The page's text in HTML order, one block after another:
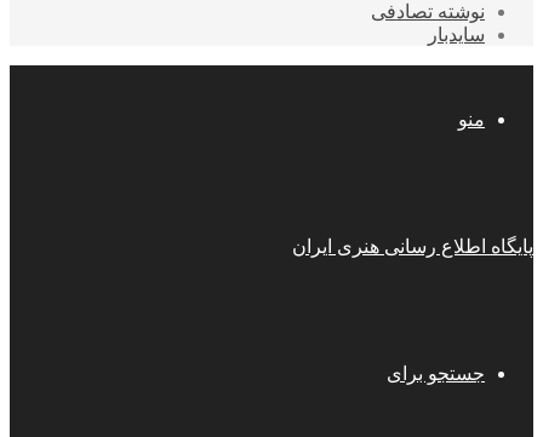
نوشته تصادفی
سایدبار
منو
پایگاه اطلاع رسانی هنری ایران
جستجو برای